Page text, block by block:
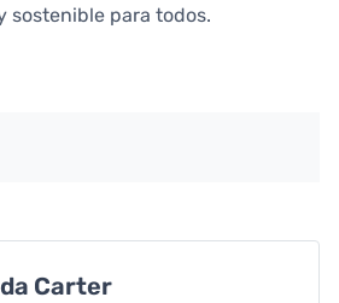
sostenible para todos.
Carter